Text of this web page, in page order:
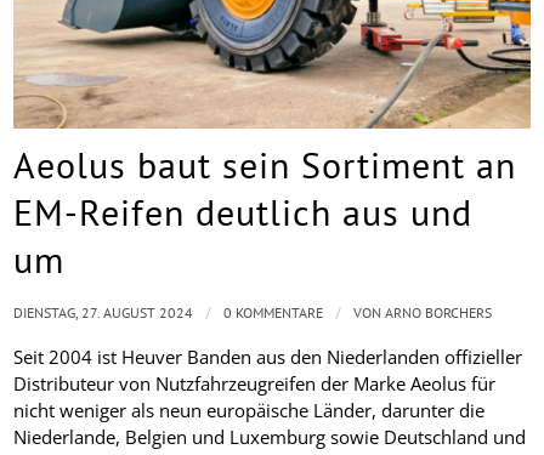
Aeolus baut sein Sortiment an
EM-Reifen deutlich aus und
um
Seit 2004 ist Heuver Banden aus den Niederlanden offizieller
Distributeur von Nutzfahrzeugreifen der Marke Aeolus für
nicht weniger als neun europäische Länder, darunter die
Niederlande, Belgien und Luxemburg sowie Deutschland und
DIENSTAG, 27. AUGUST 2024 / 0 KOMMENTARE / VONARNO BORCHERS